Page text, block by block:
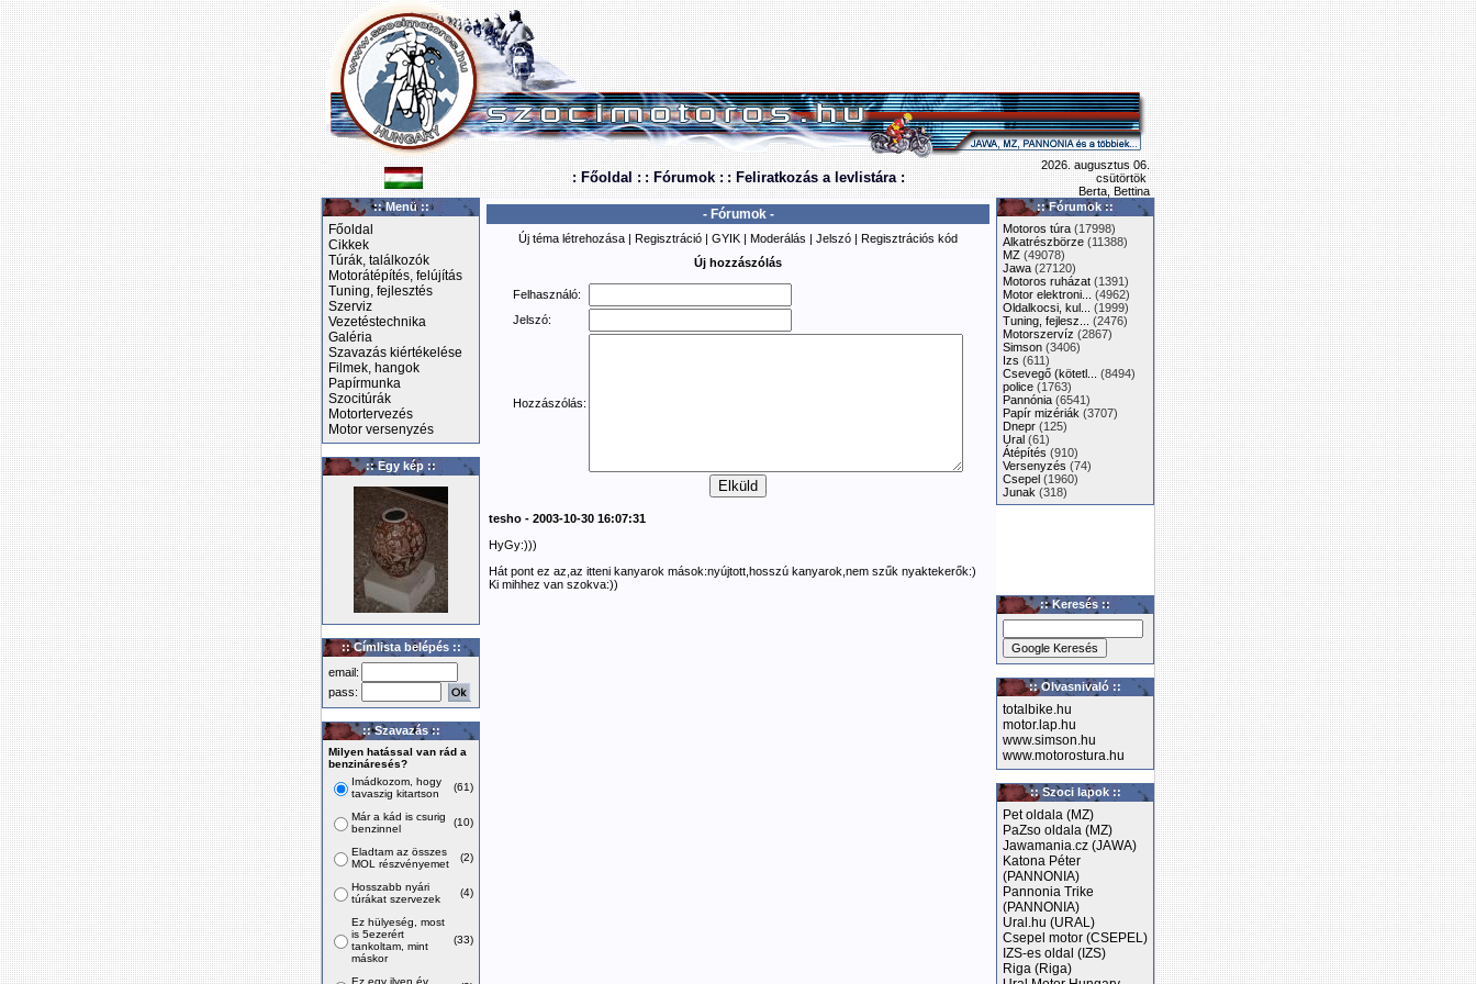
: Főoldal : : Fórumok : : Feliratkozás a levlistára :
2026. augusztus 06.
csütörtök
Berta, Bettina
:: Menü ::
Főoldal
Cikkek
Túrák, találkozók
Motorátépítés, felújítás
Tuning, fejlesztés
Szerviz
Vezetéstechnika
Galéria
Szavazás kiértékelése
Filmek, hangok
Papírmunka
Szocitúrák
Motortervezés
Motor versenyzés
:: Egy kép ::
:: Címlista belépés ::
email:
pass:
:: Szavazás ::
Milyen hatással van rád a
benzináresés?
Imádkozom, hogy
tavaszig kitartson
(61)
Már a kád is csurig
benzinnel
(10)
Eladtam az összes
MOL részvényemet
(2)
Hosszabb nyári
túrákat szervezek
(4)
Ez hülyeség, most
is 5ezerért
tankoltam, mint
máskor
(33)
Ez egy ilyen év,
- Fórumok -
Új téma létrehozása | Regisztráció | GYIK | Moderálás | Jelszó | Regisztrációs kód
Új hozzászólás
Felhasználó:
Jelszó:
Hozzászólás:
tesho - 2003-10-30 16:07:31
HyGy:)))
Hát pont ez az,az itteni kanyarok mások:nyújtott,hosszú kanyarok,nem szűk nyaktekerők:)
Ki mihhez van szokva:))
:: Fórumok ::
Motoros túra (17998)
Alkatrészbörze (11388)
MZ (49078)
Jawa (27120)
Motoros ruházat (1391)
Motor elektroni...
(4962)
Oldalkocsi, kul...
(1999)
Tuning, fejlesz...
(2476)
Motorszervíz (2867)
Simson (3406)
Izs (611)
Csevegő (kötetl...
(8494)
police (1763)
Pannónia (6541)
Papír mizériák (3707)
Dnepr (125)
Ural (61)
Átépítés (910)
Versenyzés (74)
Csepel (1960)
Junak (318)
:: Keresés ::
:: Olvasnivaló ::
totalbike.hu
motor.lap.hu
www.simson.hu
www.motorostura.hu
:: Szoci lapok ::
Pet oldala (MZ)
PaZso oldala (MZ)
Jawamania.cz (JAWA)
Katona Péter
(PANNONIA)
Pannonia Trike
(PANNONIA)
Ural.hu (URAL)
Csepel motor (CSEPEL)
IZS-es oldal (IZS)
Riga (Riga)